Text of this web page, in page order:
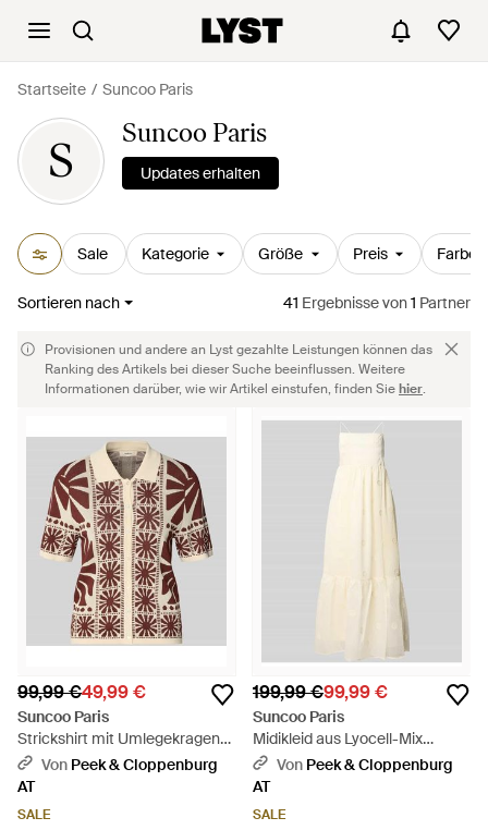
Startseite Suncoo Paris
S
Suncoo Paris
Updates erhalten
Sale Kategorie Größe Preis Farbe
Sortieren nach 41 Ergebnissevon1 Partner
Provisionen und andere an Lyst gezahlte Leistungen können das
Ranking des Artikels bei dieser Suche beeinflussen. Weitere
Informationen darüber, wie wir Artikel einstufen, finden Siehier.
99,99 €49,99 €
Suncoo Paris
Strickshirt mit Umlegekragen
Modell 'GABERA' - Mehrfarbig
Von Peek & Cloppenburg
AT
SALE
199,99 €99,99 €
Suncoo Paris
Midikleid aus Lyocell-Mix
Modell 'Cherish' - Natur
Von Peek & Cloppenburg
AT
SALE